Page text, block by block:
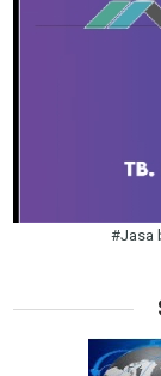
#Jasa